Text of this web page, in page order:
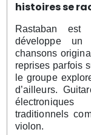
histoires se
Rastaban est
développe un
chansons
reprises parfois
le groupe
d’ailleurs.
traditionnels
violon.